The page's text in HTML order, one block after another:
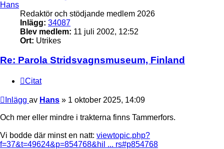
Hans
Redaktör och stödjande medlem 2026
Inlägg: 34087
Blev medlem: 11 juli 2002, 12:52
Ort: Utrikes
Re: Parola Stridsvagnsmuseum, Finland
Citat
Inlägg av Hans » 1 oktober 2025, 14:09
Och mer eller mindre i trakterna finns Tammerfors.
Vi bodde där minst en natt: viewtopic.php?
f=37&t=49624&p=854768&hil ... rs#p854768